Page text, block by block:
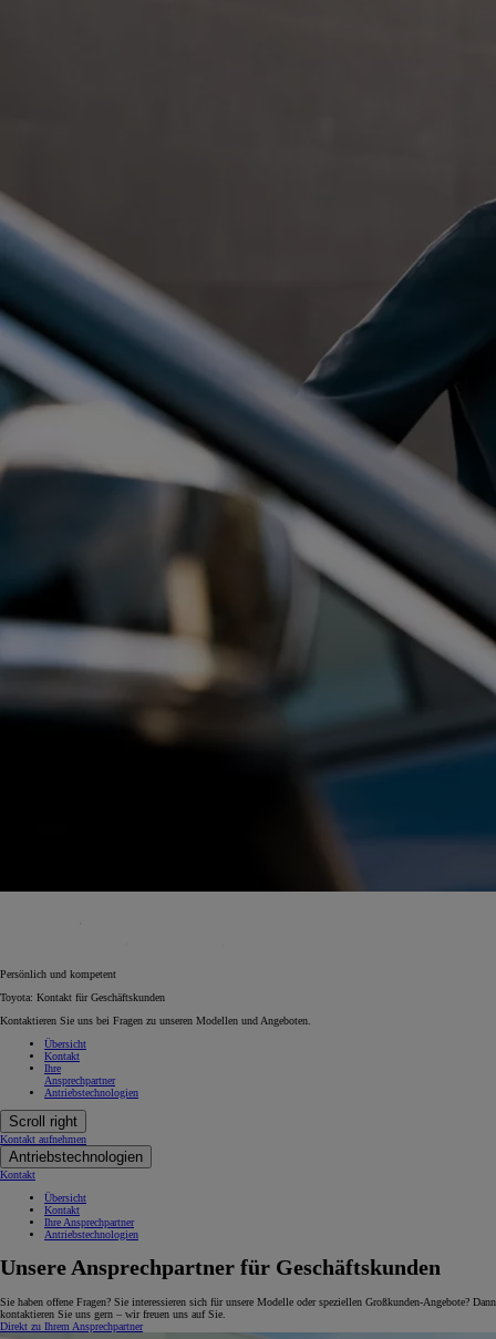
Persönlich und kompetent
Toyota: Kontakt für Geschäfts­kunden
Kontaktieren Sie uns bei Fragen zu unseren Modellen und Angeboten.
Übersicht
Kontakt
Ihre
Ansprechpartner
Antriebstechnologien
Scroll right
Kontakt aufnehmen
Antriebstechnologien
Kontakt
Übersicht
Kontakt
Ihre Ansprechpartner
Antriebstechnologien
Unsere Ansprechpartner für Geschäftskunden
Sie haben offene Fragen? Sie interessieren sich für unsere Modelle oder speziellen Großkunden-Angebote? Dann
kontaktieren Sie uns gern – wir freuen uns auf Sie.
Direkt zu Ihrem Ansprechpartner